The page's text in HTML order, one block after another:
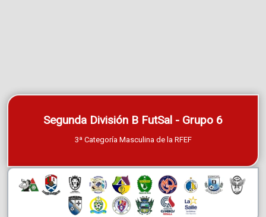
Segunda División B FutSal - Grupo 6
3ª Categoría Masculina de la RFEF